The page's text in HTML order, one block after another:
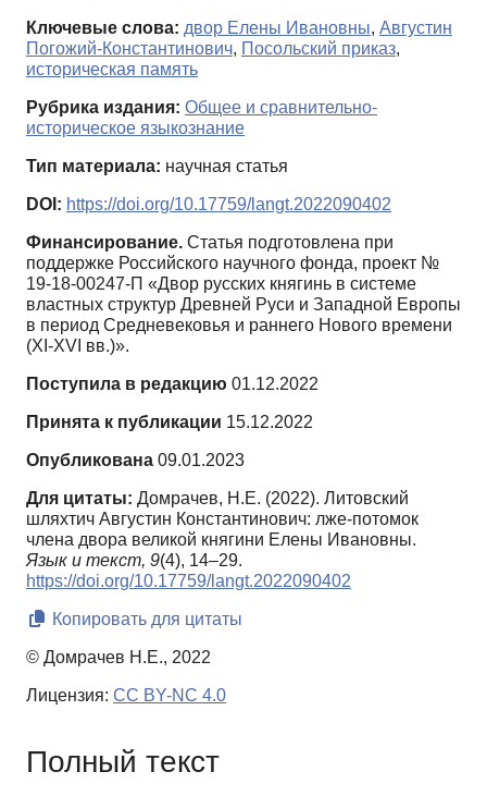
Ключевые слова: двор Елены Ивановны, Августин
Погожий-Константинович, Посольский приказ,
историческая память
Рубрика издания: Общее и сравнительно-
историческое языкознание
Тип материала: научная статья
DOI: https://doi.org/10.17759/langt.2022090402
Финансирование. Статья подготовлена при
поддержке Российского научного фонда, проект №
19-18-00247-П «Двор русских княгинь в системе
властных структур Древней Руси и Западной Европы
в период Средневековья и раннего Нового времени
(XI-XVI вв.)».
Поступила в редакцию 01.12.2022
Принята к публикации 15.12.2022
Опубликована 09.01.2023
Для цитаты: Домрачев, Н.Е. (2022). Литовский
шляхтич Августин Константинович: лже-потомок
члена двора великой княгини Елены Ивановны.
Язык и текст, 9(4), 14–29.
https://doi.org/10.17759/langt.2022090402
Копировать для цитаты
© Домрачев Н.Е., 2022
Лицензия: CC BY-NC 4.0
Полный текст